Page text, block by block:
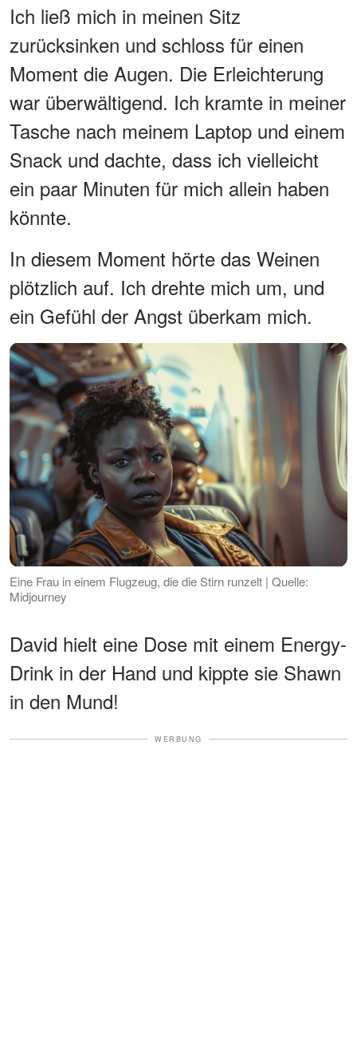
Ich ließ mich in meinen Sitz
zurücksinken und schloss für einen
Moment die Augen. Die Erleichterung
war überwältigend. Ich kramte in meiner
Tasche nach meinem Laptop und einem
Snack und dachte, dass ich vielleicht
ein paar Minuten für mich allein haben
könnte.
In diesem Moment hörte das Weinen
plötzlich auf. Ich drehte mich um, und
ein Gefühl der Angst überkam mich.
Eine Frau in einem Flugzeug, die die Stirn runzelt | Quelle:
Midjourney
David hielt eine Dose mit einem Energy-
Drink in der Hand und kippte sie Shawn
in den Mund!
WERBUNG